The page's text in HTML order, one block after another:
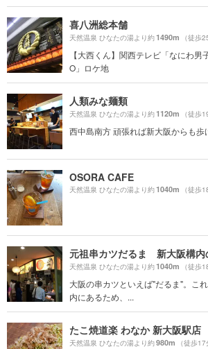
喜八洲総本舗
天然温泉 ひなたの湯より約1490m （徒歩
【大西くん】関西テレビ「なにわ男
O」ロケ地
人類みな麺類
天然温泉 ひなたの湯より約1120m （徒歩
西中島南方 頑張れば新大阪からも歩
OSORA CAFE
天然温泉 ひなたの湯より約1040m （徒歩
元祖串カツだるま 新大阪構内
天然温泉 ひなたの湯より約1040m （徒歩
大阪の串カツといえば"だるま"。こ
内にあるため、...
たこ焼道楽 わなか 新大阪駅店
天然温泉 ひなたの湯より約980m （徒歩17